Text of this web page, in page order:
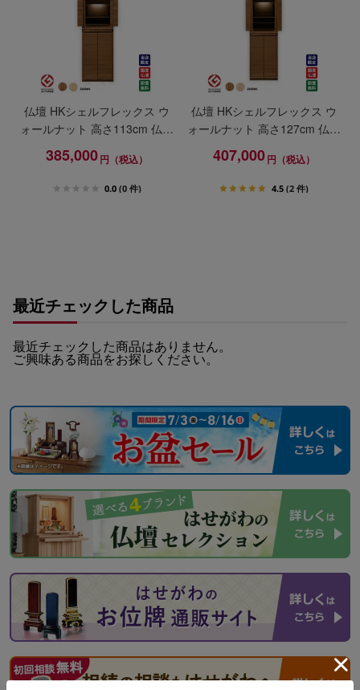
仏壇 HKシェルフレックス ウ
ォールナット 高さ113cm 仏壇
+下台セット
385,000円（税込）
0.0 (0 件)
仏壇 HKシェルフレックス ウ
ォールナット 高さ127cm 仏壇
+下台セット
407,000円（税込）
4.5 (2 件)
最近チェックした商品
最近チェックした商品はありません。
ご興味ある商品をお探しください。